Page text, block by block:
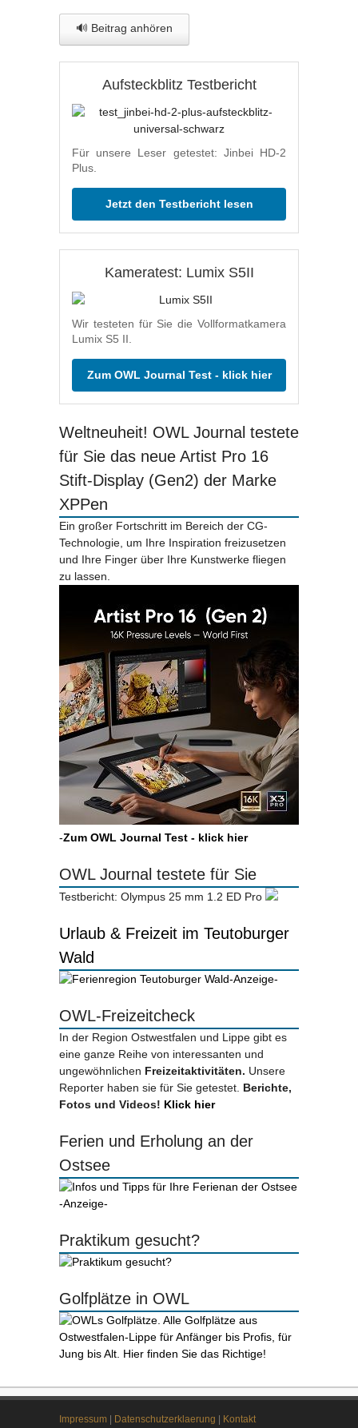
🔊 Beitrag anhören
Aufsteckblitz Testbericht
Für unsere Leser getestet: Jinbei HD-2
Plus.
Jetzt den Testbericht lesen
Kameratest: Lumix S5II
Wir testeten für Sie die Vollformatkamera
Lumix S5 II.
Zum OWL Journal Test - klick hier
Weltneuheit! OWL Journal testete
für Sie das neue Artist Pro 16
Stift-Display (Gen2) der Marke
XPPen
Ein großer Fortschritt im Bereich der CG-
Technologie, um Ihre Inspiration freizusetzen
und Ihre Finger über Ihre Kunstwerke fliegen
zu lassen.
-Zum OWL Journal Test - klick hier
OWL Journal testete für Sie
Testbericht: Olympus 25 mm 1.2 ED Pro
Urlaub & Freizeit im Teutoburger
Wald
-Anzeige-
OWL-Freizeitcheck
In der Region Ostwestfalen und Lippe gibt es
eine ganze Reihe von interessanten und
ungewöhnlichen Freizeitaktivitäten. Unsere
Reporter haben sie für Sie getestet. Berichte,
Fotos und Videos! Klick hier
Ferien und Erholung an der
Ostsee
-Anzeige-
Praktikum gesucht?
Golfplätze in OWL
Impressum Datenschutzerklaerung Kontakt